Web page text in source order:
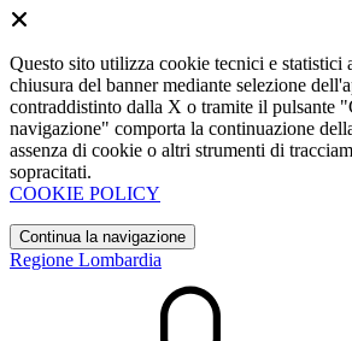
Questo sito utilizza cookie tecnici e statistici
chiusura del banner mediante selezione
contraddistinto dalla X o tramite il pulsante
navigazione" comporta la continuazione
assenza di cookie o altri strumenti di
sopracitati.
COOKIE POLICY
Continua la navigazione
Regione Lombardia